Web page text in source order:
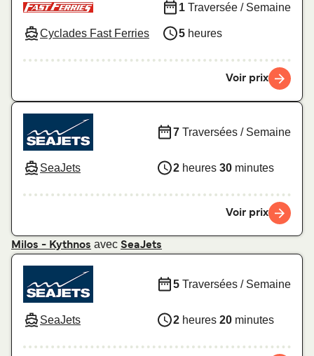
Cyclades Fast Ferries
1 Traversée / Semaine
5 heures
Voir prix
SeaJets
7 Traversées / Semaine
2 heures 30 minutes
Voir prix
Milos - Kythnos avec SeaJets
SeaJets
5 Traversées / Semaine
2 heures 20 minutes